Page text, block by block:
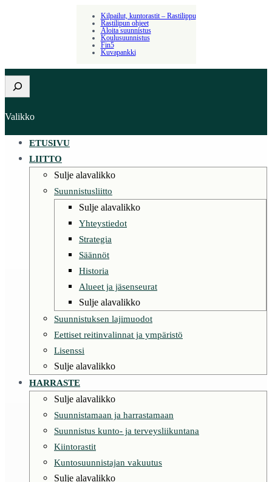
Kilpailut, kuntorastit – Rastilippu
Rastilipun ohjeet
Aloita suunnistus
Koulusuunnistus
Fin5
Kuvapankki
Etsi
Valikko
ETUSIVU
LIITTO
Sulje alavalikko
Suunnistusliitto
Sulje alavalikko
Yhteystiedot
Strategia
Säännöt
Historia
Alueet ja jäsenseurat
Sulje alavalikko
Suunnistuksen lajimuodot
Eettiset reitinvalinnat ja ympäristö
Lisenssi
Sulje alavalikko
HARRASTE
Sulje alavalikko
Suunnistamaan ja harrastamaan
Suunnistus kunto- ja terveysliikuntana
Kiintorastit
Kuntosuunnistajan vakuutus
Sulje alavalikko